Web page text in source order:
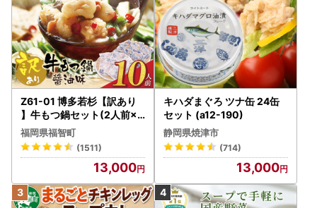
Z61-01 博多若杉【訳あり
】牛もつ鍋セット(2人前×5
) 10人前 もつ鍋
福岡県福智町
(1511)
13,000
キハダまぐろ ツナ缶 24缶
セット (a12-190)
静岡県焼津市
(714)
13,000